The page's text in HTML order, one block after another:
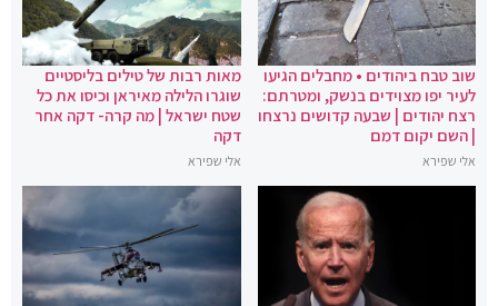
שוב טבח ביהודים • מחבלים הגיעו
לעיר יפו מצוידים בנשק, ומטרתם:
רצח יהודים | שבעה קדושים נרצחו
| השם יקום דמם
אלי שפירא
מאות רבות של טילים בליסטיים
שוגרו הלילה מאיראן וכיסו את כל
שטח ישראל | מה קרה- דקה אחר
דקה
אלי שפירא